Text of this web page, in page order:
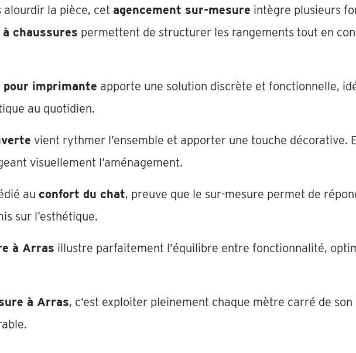
alourdir la pièce, cet agencement sur-mesure intègre plusieurs
chaussures permettent de structurer les rangements tout en
imprimante apporte une solution discrète et fonctionnelle,
au quotidien.
vient rythmer l’ensemble et apporter une touche décorative.
visuellement l’aménagement.
au confort du chat, preuve que le sur-mesure permet de
sur l’esthétique.
à Arras illustre parfaitement l’équilibre entre fonctionnalité,
à Arras, c’est exploiter pleinement chaque mètre carré de